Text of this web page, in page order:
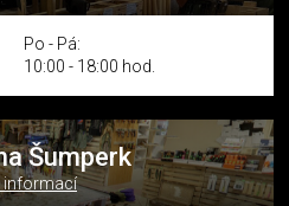
Po - Pá:
10:00 - 18:00 hod.
Šumperk
informací